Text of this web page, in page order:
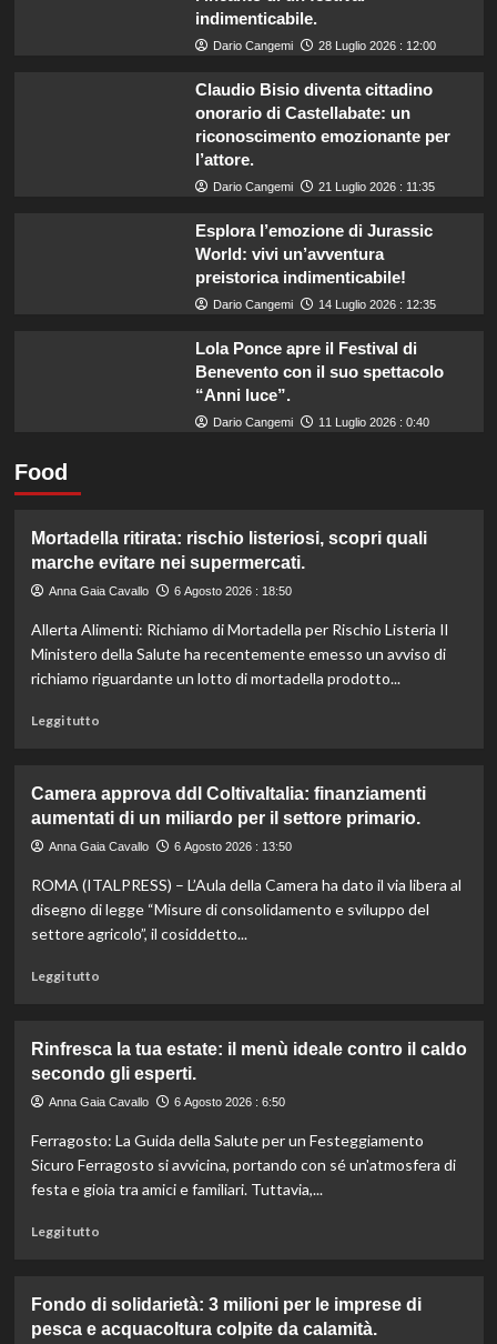
indimenticabile.
Dario Cangemi 28 Luglio 2026 : 12:00
Claudio Bisio diventa cittadino
onorario di Castellabate: un
riconoscimento emozionante per
l’attore.
Dario Cangemi 21 Luglio 2026 : 11:35
Esplora l’emozione di Jurassic
World: vivi un’avventura
preistorica indimenticabile!
Dario Cangemi 14 Luglio 2026 : 12:35
Lola Ponce apre il Festival di
Benevento con il suo spettacolo
“Anni luce”.
Dario Cangemi 11 Luglio 2026 : 0:40
Food
Mortadella ritirata: rischio listeriosi, scopri quali
marche evitare nei supermercati.
Anna Gaia Cavallo 6 Agosto 2026 : 18:50
Allerta Alimenti: Richiamo di Mortadella per Rischio Listeria Il
Ministero della Salute ha recentemente emesso un avviso di
richiamo riguardante un lotto di mortadella prodotto...
Leggi tuttoLeggi
Mortadella
ritirata:
rischio
scopri
quali
marche
Camera approva ddl ColtivaItalia: finanziamenti
aumentati di un miliardo per il settore primario.
Anna Gaia Cavallo 6 Agosto 2026 : 13:50
ROMA (ITALPRESS) – L’Aula della Camera ha dato il via libera al
disegno di legge “Misure di consolidamento e sviluppo del
settore agricolo”, il cosiddetto...
Leggi tuttoLeggi
Camera
approva
ddl
finanziamenti
aumentati
di
primario.
Rinfresca la tua estate: il menù ideale contro il caldo
secondo gli esperti.
Anna Gaia Cavallo 6 Agosto 2026 : 6:50
Ferragosto: La Guida della Salute per un Festeggiamento
Sicuro Ferragosto si avvicina, portando con sé un'atmosfera di
festa e gioia tra amici e familiari. Tuttavia,...
Leggi tuttoLeggi
Rinfresca
la
Fondo di solidarietà: 3 milioni per le imprese di
pesca e acquacoltura colpite da calamità.